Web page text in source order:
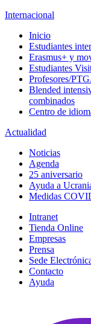
Internacional
Inicio
Estudiantes
Erasmus+ y
Estudiantes
Profesores/
Blended
combinados
Centro de
Actualidad
Noticias
Agenda
25 aniversario
Ayuda a
Medidas
Intranet
Tienda Online
Empresas
Prensa
Sede
Contacto
Ayuda